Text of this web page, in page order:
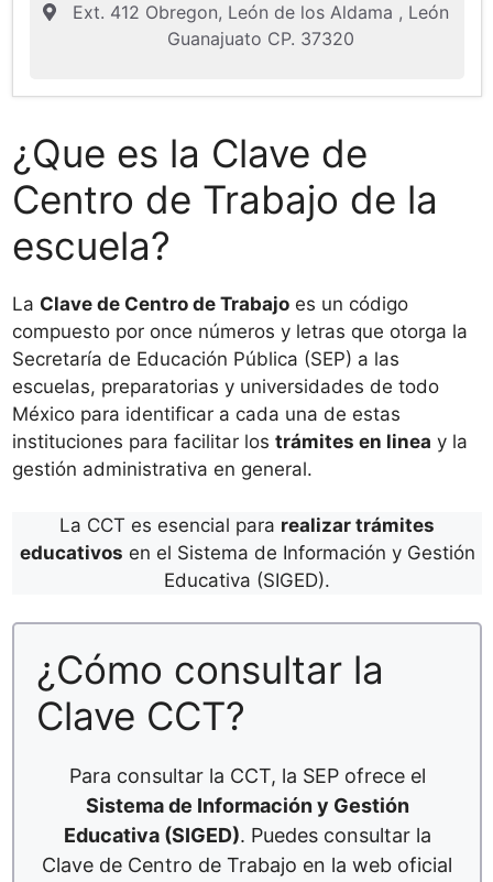
Ext. 412 Obregon, León de los Aldama , León
Guanajuato CP. 37320
¿Que es la Clave de
Centro de Trabajo de la
escuela?
La Clave de Centro de Trabajo es un código
compuesto por once números y letras que otorga la
Secretaría de Educación Pública (SEP) a las
escuelas, preparatorias y universidades de todo
México para identificar a cada una de estas
instituciones para facilitar los trámites en linea y la
gestión administrativa en general.
La CCT es esencial para realizar trámites
educativos en el Sistema de Información y Gestión
Educativa (SIGED).
¿Cómo consultar la
Clave CCT?
Para consultar la CCT, la SEP ofrece el
Sistema de Información y Gestión
Educativa (SIGED). Puedes consultar la
Clave de Centro de Trabajo en la web oficial